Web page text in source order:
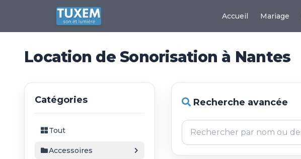
Accueil Mariage
Location de Sonorisation à Nantes
Catégories
Tout
Accessoires
Recherche avancée